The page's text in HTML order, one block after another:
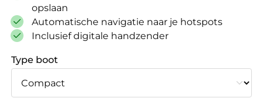
opslaan
Automatische navigatie naar je hotspots
Inclusief digitale handzender
Type boot